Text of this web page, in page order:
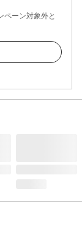
ーン対象外と